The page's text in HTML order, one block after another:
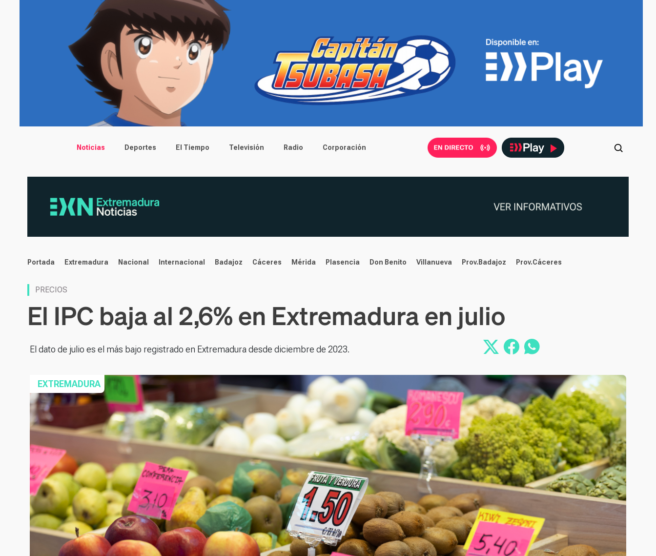
Main menu
Noticias Deportes El Tiempo Televisión Radio Corporación
noticias
Portada Extremadura Nacional Internacional Badajoz Cáceres Mérida Plasencia Don Benito Villanueva Prov.Badajoz Prov.Cáceres
PRECIOS
El IPC baja al 2,6% en Extremadura en julio
El dato de julio es el más bajo registrado en Extremadura desde diciembre de 2023.
EXTREMADURA